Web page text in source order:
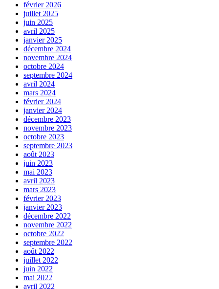
février 2026
juillet 2025
juin 2025
avril 2025
janvier 2025
décembre 2024
novembre 2024
octobre 2024
septembre 2024
avril 2024
mars 2024
février 2024
janvier 2024
décembre 2023
novembre 2023
octobre 2023
septembre 2023
août 2023
juin 2023
mai 2023
avril 2023
mars 2023
février 2023
janvier 2023
décembre 2022
novembre 2022
octobre 2022
septembre 2022
août 2022
juillet 2022
juin 2022
mai 2022
avril 2022